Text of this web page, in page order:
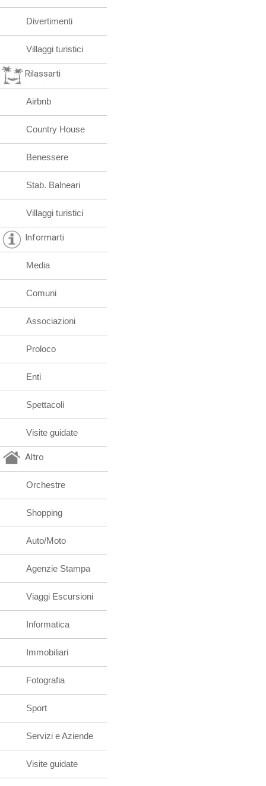
Divertimenti
Villaggi turistici
Rilassarti
Airbnb
Country House
Benessere
Stab. Balneari
Villaggi turistici
Informarti
Media
Comuni
Associazioni
Proloco
Enti
Spettacoli
Visite guidate
Altro
Orchestre
Shopping
Auto/Moto
Agenzie Stampa
Viaggi Escursioni
Informatica
Immobiliari
Fotografia
Sport
Servizi e Aziende
Visite guidate